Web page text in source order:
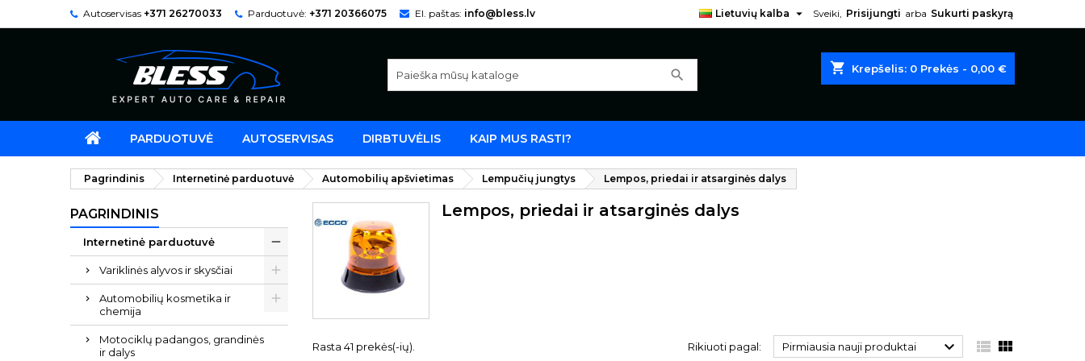
Autoservisas +371 26270033 Parduotuvė: +371 20366075 El. paštas: info@bless.lv Sveiki, Prisijungti arba Sukurti paskyrą
Lietuvių kalba 
shopping_cart Krepšelis: 0 Prekės - 0,00 €
search
PARDUOTUVĖ AUTOSERVISAS DIRBTUVĖLIS KAIP MUS RASTI?
Pagrindinis Internetinė parduotuvė Automobilių apšvietimas Lempučių jungtys Lempos, priedai ir atsarginės dalys
PAGRINDINIS
Internetinė parduotuvė
Variklinės alyvos ir skysčiai
Automobilių kosmetika ir
chemija
Motociklų padangos, grandinės
ir dalys
Lempos, priedai ir atsarginės dalys
Rasta 41 prekės(-ių). Rikiuoti pagal: Pirmiausia nauji produktai   